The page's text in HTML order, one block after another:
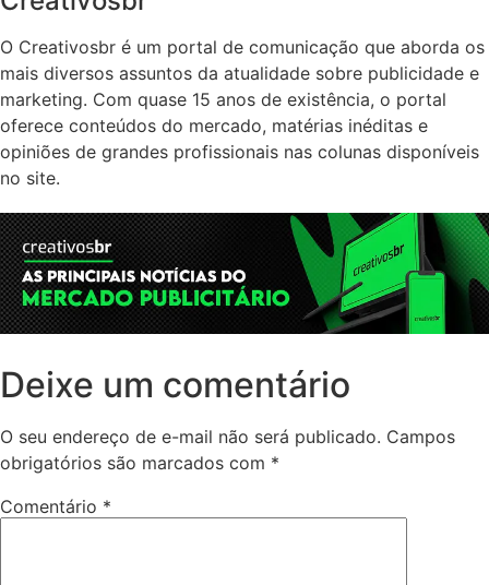
O Creativosbr é um portal de comunicação que aborda os
mais diversos assuntos da atualidade sobre publicidade e
marketing. Com quase 15 anos de existência, o portal
oferece conteúdos do mercado, matérias inéditas e
opiniões de grandes profissionais nas colunas disponíveis
no site.
Deixe um comentário
O seu endereço de e-mail não será publicado. Campos
obrigatórios são marcados com *
Comentário *